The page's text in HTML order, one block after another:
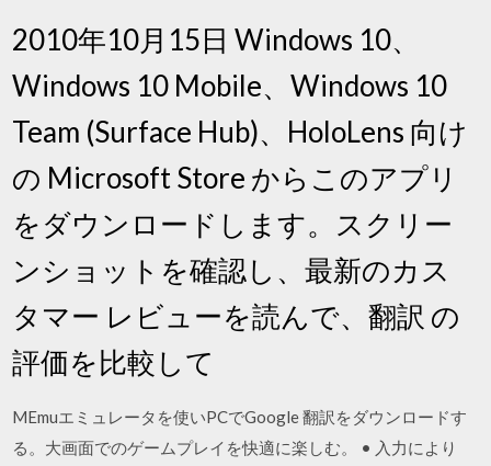
2010年10月15日 Windows 10、
Windows 10 Mobile、Windows 10
Team (Surface Hub)、HoloLens 向け
の Microsoft Store からこのアプリ
をダウンロードします。スクリー
ンショットを確認し、最新のカス
タマー レビューを読んで、翻訳 の
評価を比較して
MEmuエミュレータを使いPCでGoogle 翻訳をダウンロードす
る。大画面でのゲームプレイを快適に楽しむ。 • 入力により